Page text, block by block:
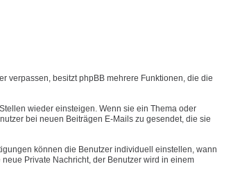
verpassen, besitzt phpBB mehrere Funktionen, die die
wieder einsteigen. Wenn sie ein Thema oder
bei neuen Beiträgen E-Mails zu gesendet, die sie
können die Benutzer individuell einstellen, wann
Private Nachricht, der Benutzer wird in einem